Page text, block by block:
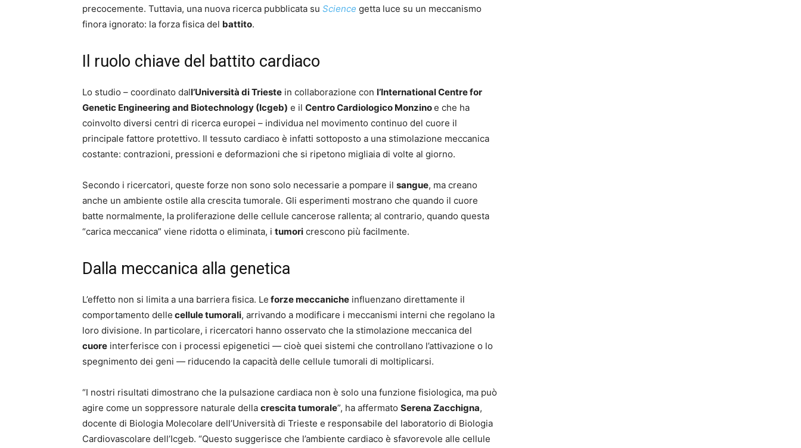
precocemente. Tuttavia, una nuova ricerca pubblicata su Science getta luce su un meccanismo
finora ignorato: la forza fisica del battito.
Il ruolo chiave del battito cardiaco
Lo studio – coordinato dall’Università di Trieste in collaborazione con l’InternationalCentrefor
Genetic Engineering and Biotechnology (Icgeb) e il Centro Cardiologico Monzinoe che ha
coinvolto diversi centri di ricerca europei – individua nel movimento continuo del cuore il
principale fattore protettivo. Il tessuto cardiaco è infatti sottoposto a una stimolazione meccanica
costante: contrazioni, pressioni e deformazioni che si ripetono migliaia di volte al giorno.
Secondo i ricercatori, queste forze non sono solo necessarie a pompare il sangue, ma creano
anche un ambiente ostile alla crescita tumorale. Gli esperimenti mostrano che quando il cuore
batte normalmente, la proliferazione delle cellule cancerose rallenta; al contrario, quando questa
“carica meccanica” viene ridotta o eliminata, i tumori crescono più facilmente.
Dalla meccanica alla genetica
L’effetto non si limita a una barriera fisica. Le forze meccaniche influenzano direttamente il
comportamento delle cellule tumorali, arrivando a modificare i meccanismi interni che regolano la
loro divisione. In particolare, i ricercatori hanno osservato che la stimolazione meccanica del
cuore interferisce con i processi epigenetici — cioè quei sistemi che controllano l’attivazione o lo
spegnimento dei geni — riducendo la capacità delle cellule tumorali di moltiplicarsi.
“I nostri risultati dimostrano che la pulsazione cardiaca non è solo una funzione fisiologica, ma può
agire come un soppressore naturale della crescita tumorale”, ha affermato Serena Zacchigna,
docente di Biologia Molecolare dell’Università di Trieste e responsabile del laboratorio di Biologia
Cardiovascolare dell’Icgeb. “Questo suggerisce che l’ambiente cardiaco è sfavorevole alle cellule